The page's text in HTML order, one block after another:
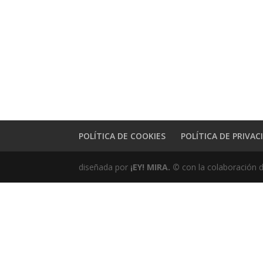
POLÍTICA DE COOKIES POLÍTICA DE
diseñada por ¡EY! MIRA. © con la colaboración